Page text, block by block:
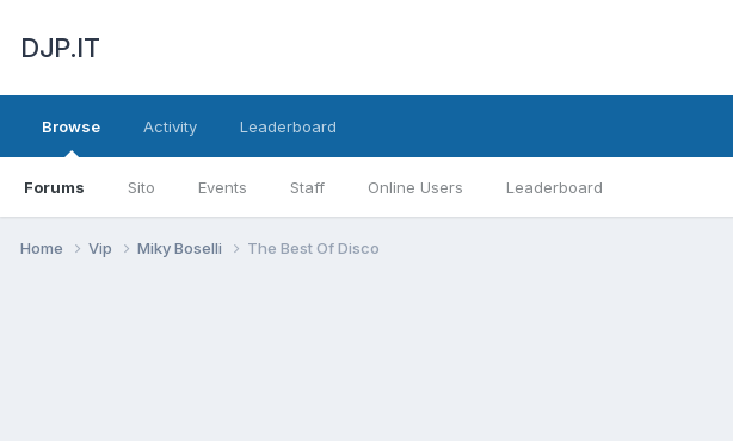
DJP.IT
Browse
Forums Sito Events Staff Online Users Leaderboard
Activity Leaderboard
Home Vip Miky Boselli The Best Of Disco